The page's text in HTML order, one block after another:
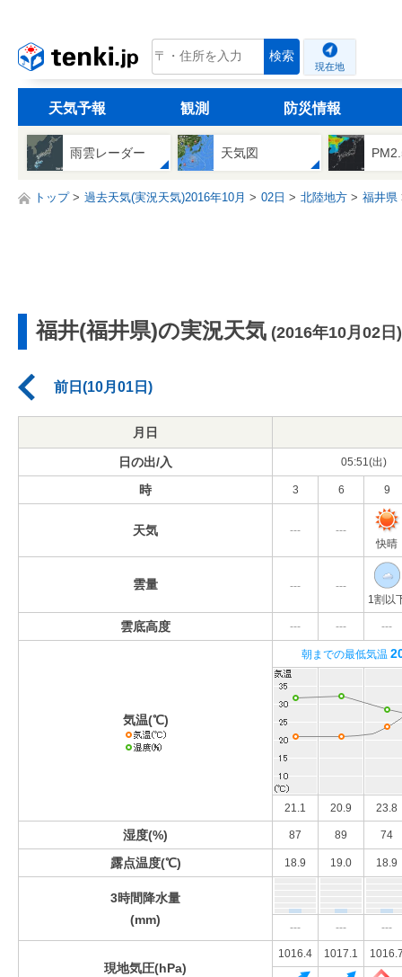
tenki.jp 検索
現在地
天気予報 観測 防災情報
雨雲レーダー 天気図
トップ 過去天気(実況天気)2016年10月 02日 北陸地方 福井県
福井(福井県)の実況天気 (2016年10月02日)
前日(10月01日)
月日
日の出/入 05:51(出)
時 3 6 9
天気 ---
---
快晴
雲量 ---
---
1割以
雲底高度 --- --- ---
気温(℃)
朝までの最低気温
21.1 20.9 23.8
湿度(%) 87 89 74
露点温度(℃) 18.9 19.0 18.9
3時間降水量
(mm)
--- --- ---
現地気圧(hPa)
1016.4 1017.1